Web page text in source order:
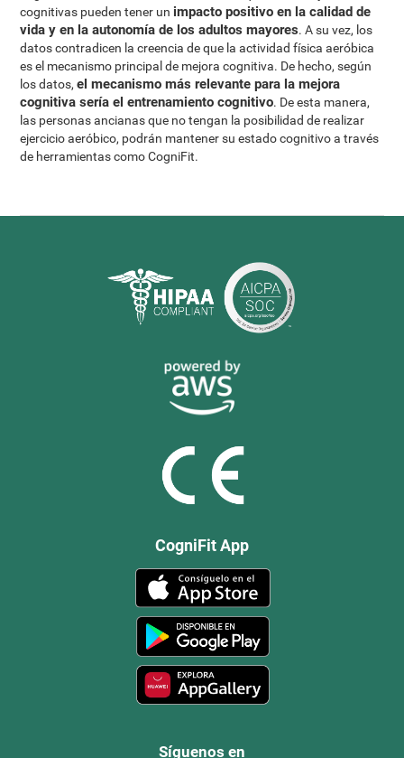
cognitivas pueden tener un impacto positivo en la calidad de
vida y en la autonomía de los adultos mayores. A su vez, los
datos contradicen la creencia de que la actividad física aeróbica
es el mecanismo principal de mejora cognitiva. De hecho, según
los datos,el mecanismo más relevante para la mejora
cognitiva sería el entrenamiento cognitivo. De esta manera,
las personas ancianas que no tengan la posibilidad de realizar
ejercicio aeróbico, podrán mantener su estado cognitivo a través
de herramientas como CogniFit.
CogniFit App
Síguenos en